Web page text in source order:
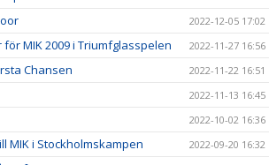
2022-12-05 17:02
MIK 2009 i Triumfglasspelen 2022-11-27 16:56
Chansen 2022-11-22 16:51
2022-11-13 16:45
2022-10-02 16:36
MIK i Stockholmskampen 2022-09-20 16:32